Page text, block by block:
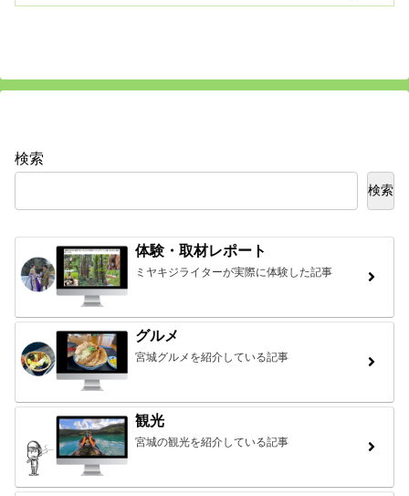
検索
検索
体験・取材レポート
ミヤキジライターが実際に体験した記事
グルメ
宮城グルメを紹介している記事
観光
宮城の観光を紹介している記事